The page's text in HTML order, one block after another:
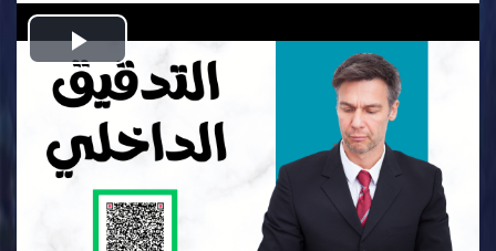
Play
Video